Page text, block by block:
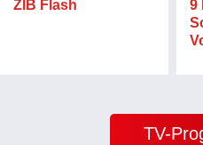
ZIB Flash
9
TV-